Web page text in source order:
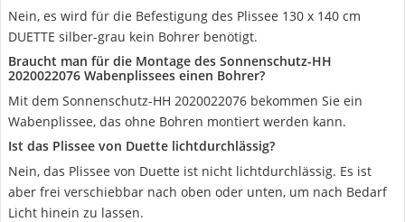
Nein, es wird für die Befestigung des Plissee 130 x 140 cm
DUETTE silber-grau kein Bohrer benötigt.
Braucht man für die Montage des Sonnenschutz-HH
2020022076 Wabenplissees einen Bohrer?
Mit dem Sonnenschutz-HH 2020022076 bekommen Sie ein
Wabenplissee, das ohne Bohren montiert werden kann.
Ist das Plissee von Duette lichtdurchlässig?
Nein, das Plissee von Duette ist nicht lichtdurchlässig. Es ist
aber frei verschiebbar nach oben oder unten, um nach Bedarf
Licht hinein zu lassen.